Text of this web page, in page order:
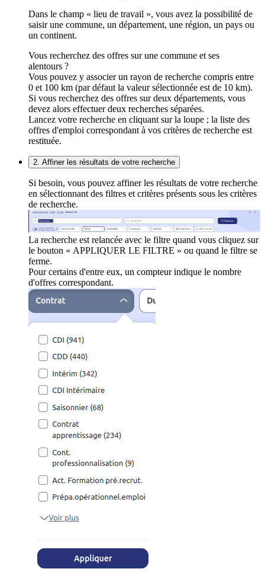
Dans le champ « lieu de travail », vous avez la possibilité de
saisir une commune, un département, une région, un pays ou
un continent.
Vous recherchez des offres sur une commune et ses
alentours ?
Vous pouvez y associer un rayon de recherche compris entre
0 et 100 km (par défaut la valeur sélectionnée est de 10 km).
Si vous recherchez des offres sur deux départements, vous
devez alors effectuer deux recherches séparées.
Lancez votre recherche en cliquant sur la loupe ; la liste des
offres d'emploi correspondant à vos critères de recherche est
restituée.
2. Affiner les résultats de votre recherche
Si besoin, vous pouvez affiner les résultats de votre recherche
en sélectionnant des filtres et critères présents sous les critères
de recherche.
La recherche est relancée avec le filtre quand vous cliquez sur
le bouton « APPLIQUER LE FILTRE » ou quand le filtre se
ferme.
Pour certains d'entre eux, un compteur indique le nombre
d'offres correspondant.